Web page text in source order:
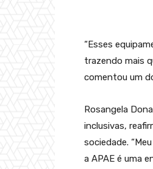
“Esses
trazendo mais
comentou um
Rosangela
inclusivas,
sociedade.
a APAE é uma